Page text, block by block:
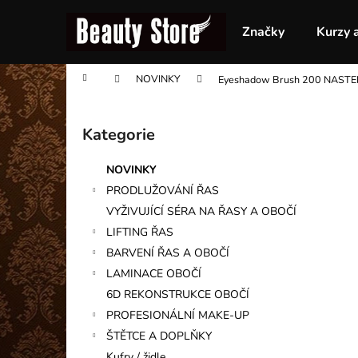
Značky Kurzy
Domů NOVINKY Eyeshadow Brush 200
o
s
t
r
n
n
í
n
Přeskočit
kategorie
Kategorie
NOVINKY
PRODLUŽOVÁNÍ ŘAS
VYŽIVUJÍCÍ SÉRA NA ŘASY A OBOČÍ
LIFTING ŘAS
BARVENÍ ŘAS A OBOČÍ
LAMINACE OBOČÍ
6D REKONSTRUKCE OBOČÍ
PROFESIONÁLNÍ MAKE-UP
ŠTĚTCE A DOPLŇKY
í
k
do
obchodu
do
obchodu